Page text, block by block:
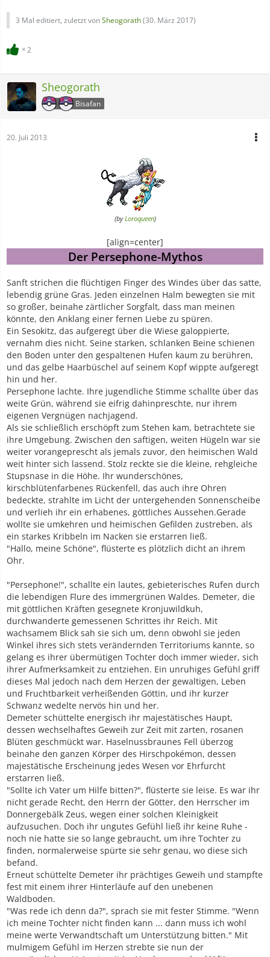
3 Mal editiert, zuletzt vonSheogorath(30. März 2017)
2
Sheogorath
Bisafan
20. Juli 2013
(byLoroqueen)
[align=center]
Der Persephone-Mythos
Sanft strichen die flüchtigen Finger des Windes über das satte,
lebendig grüne Gras. Jeden einzelnen Halm bewegten sie mit
so großer, beinahe zärtlicher Sorgfalt, dass man meinen
könnte, den Anklang einer fernen Liebe zu spüren.
Ein Sesokitz, das aufgeregt über die Wiese galoppierte,
vernahm dies nicht. Seine starken, schlanken Beine schienen
den Boden unter den gespaltenen Hufen kaum zu berühren,
und das gelbe Haarbüschel auf seinem Kopf wippte aufgeregt
hin und her.
Persephone lachte. Ihre jugendliche Stimme schallte über das
weite Grün, während sie eifrig dahinpreschte, nur ihrem
eigenen Vergnügen nachjagend.
Als sie schließlich erschöpft zum Stehen kam, betrachtete sie
ihre Umgebung. Zwischen den saftigen, weiten Hügeln war sie
weiter vorangeprescht als jemals zuvor, den heimischen Wald
weit hinter sich lassend. Stolz reckte sie die kleine, rehgleiche
Stupsnase in die Höhe. Ihr wunderschönes,
kirschblütenfarbenes Rückenfell, das auch ihre Ohren
bedeckte, strahlte im Licht der untergehenden Sonnenscheibe
und verlieh ihr ein erhabenes, göttliches Aussehen.Gerade
wollte sie umkehren und heimischen Gefilden zustreben, als
ein starkes Kribbeln im Nacken sie erstarren ließ.
"Hallo, meine Schöne", flüsterte es plötzlich dicht an ihrem
Ohr.
"Persephone!", schallte ein lautes, gebieterisches Rufen durch
die lebendigen Flure des immergrünen Waldes. Demeter, die
mit göttlichen Kräften gesegnete Kronjuwildkuh,
durchwanderte gemessenen Schrittes ihr Reich. Mit
wachsamem Blick sah sie sich um, denn obwohl sie jeden
Winkel ihres sich stets verändernden Territoriums kannte, so
gelang es ihrer übermütigen Tochter doch immer wieder, sich
ihrer Aufmerksamkeit zu entziehen. Ein unruhiges Gefühl griff
dieses Mal jedoch nach dem Herzen der gewaltigen, Leben
und Fruchtbarkeit verheißenden Göttin, und ihr kurzer
Schwanz wedelte nervös hin und her.
Demeter schüttelte energisch ihr majestätisches Haupt,
dessen wechselhaftes Geweih zur Zeit mit zarten, rosanen
Blüten geschmückt war. Haselnussbraunes Fell überzog
beinahe den ganzen Körper des Hirschpokémon, dessen
majestätische Erscheinung jedes Wesen vor Ehrfurcht
erstarren ließ.
"Sollte ich Vater um Hilfe bitten?", flüsterte sie leise. Es war ihr
nicht gerade Recht, den Herrn der Götter, den Herrscher im
Donnergebälk Zeus, wegen einer solchen Kleinigkeit
aufzusuchen. Doch ihr ungutes Gefühl ließ ihr keine Ruhe -
noch nie hatte sie so lange gebraucht, um ihre Tochter zu
finden, normalerweise spürte sie sehr genau, wo diese sich
befand.
Erneut schüttelte Demeter ihr prächtiges Geweih und stampfte
fest mit einem ihrer Hinterläufe auf den unebenen
Waldboden.
"Was rede ich denn da?", sprach sie mit fester Stimme. "Wenn
ich meine Tochter nicht finden kann ... dann muss ich wohl
meine werte Verwandtschaft um Unterstützung bitten." Mit
mulmigem Gefühl im Herzen strebte sie nun der